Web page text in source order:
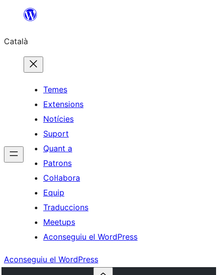
contingut
Català
Temes
Extensions
Notícies
Suport
Quant a
Patrons
Col·labora
Equip
Traduccions
Meetups
Aconseguiu el WordPress
Aconseguiu el WordPress